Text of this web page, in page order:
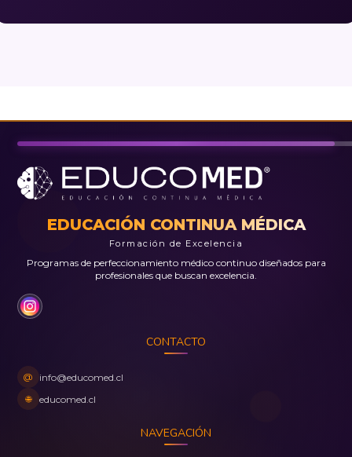
EDUCACIÓN CONTINUA MÉDICA
Formación de Excelencia
Programas de perfeccionamiento médico continuo diseñados para
profesionales que buscan excelencia.
CONTACTO
@ info@educomed.cl
🌐 educomed.cl
NAVEGACIÓN